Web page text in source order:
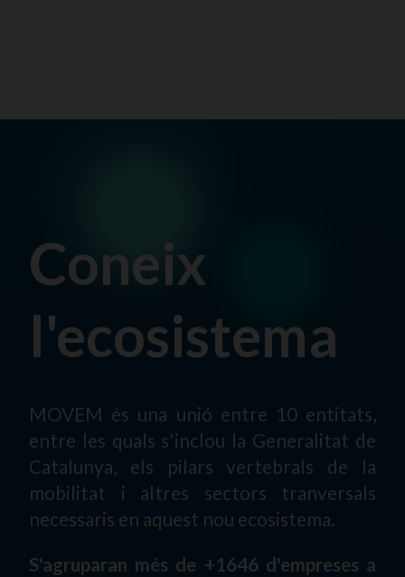
Coneix
l'ecosistema
MOVEM és una unió entre 10 entitats,
entre les quals s'inclou la Generalitat de
Catalunya, els pilars vertebrals de la
mobilitat i altres sectors tranversals
necessaris en aquest nou ecosistema.
S'agruparan més de +1646 d'empreses a